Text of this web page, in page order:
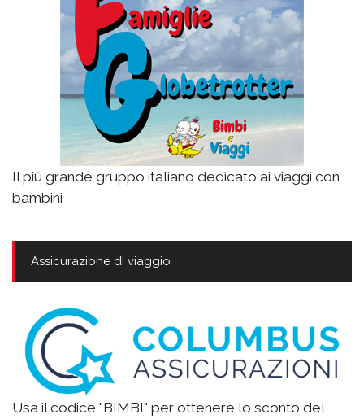
Il più grande gruppo italiano dedicato ai viaggi con
bambini
Assicurazione di viaggio
Usa il codice "BIMBI" per ottenere lo sconto del